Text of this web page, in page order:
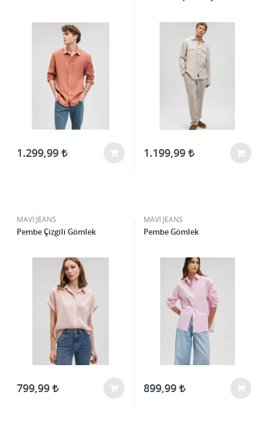
1.299,99 1.199,99
MAVİ JEANS
Pembe Çizgili Gömlek
799,99
MAVİ JEANS
Pembe Gömlek
899,99